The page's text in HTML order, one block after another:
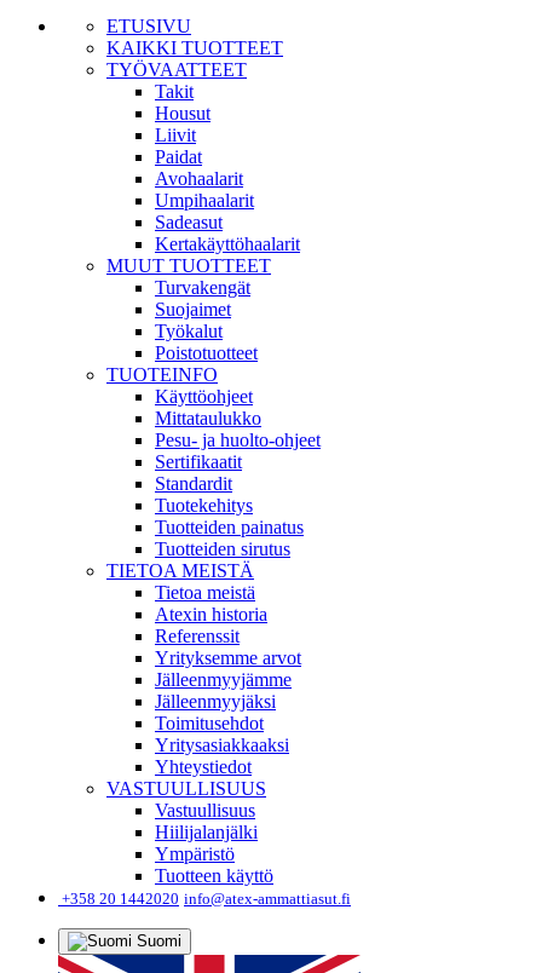
ETUSIVU
KAIKKI TUOTTEET
TYÖVAATTEET
Takit
Housut
Liivit
Paidat
Avohaalarit
Umpihaalarit
Sadeasut
Kertakäyttöhaalarit
MUUT TUOTTEET
Turvakengät
Suojaimet
Työkalut
Poistotuotteet
TUOTEINFO
Käyttöohjeet
Mittataulukko
Pesu- ja huolto-ohjeet
Sertifikaatit
Standardit
Tuotekehitys
Tuotteiden painatus
Tuotteiden sirutus
TIETOA MEISTÄ
Tietoa meistä
Atexin historia
Referenssit
Yrityksemme arvot
Jälleenmyyjämme
Jälleenmyyjäksi
Toimitusehdot
Yritysasiakkaaksi
Yhteystiedot
VASTUULLISUUS
Vastuullisuus
Hiilijalanjälki
Ympäristö
Tuotteen käyttö
+358 20 1442020 info@atex-ammattiasut.fi
Suomi